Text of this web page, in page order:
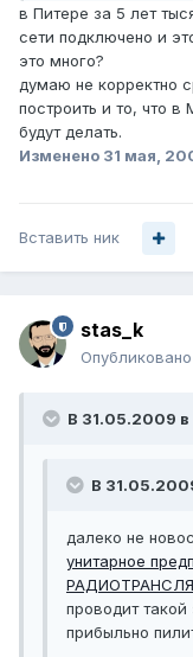
в Питере за 5 лет
сети подключено и
это много?
думаю не корректно
построить и то, что
будут делать.
Изменено 31 мая,
Вставить ник
stas_k
Опубликовано
В 31.05.2009 в
В
далеко не
унитарное
проводит
прибыльно